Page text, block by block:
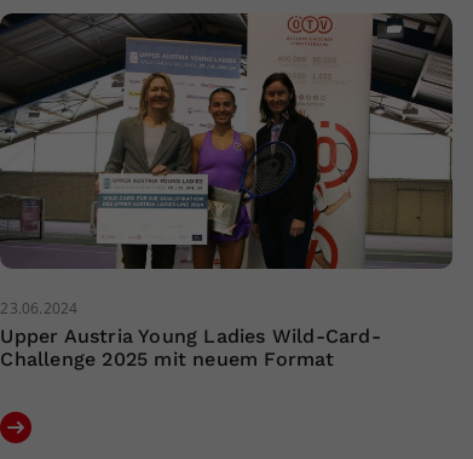
23.06.2024
Upper Austria Young Ladies Wild-Card-
Challenge 2025 mit neuem Format